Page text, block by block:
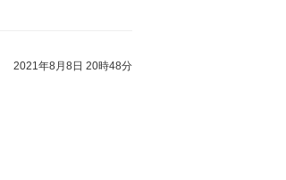
2021年8月8日 20時48分